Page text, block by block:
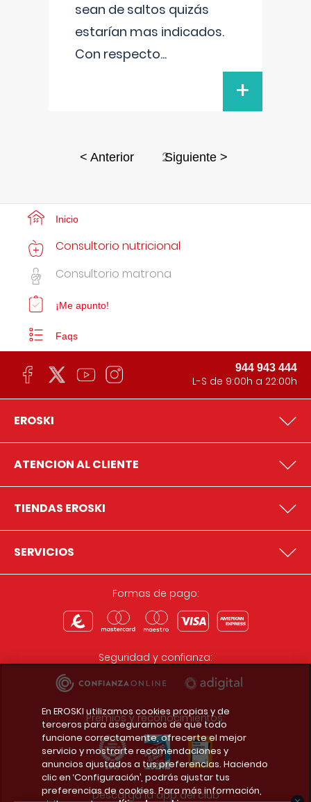
sean de saltos quizás
estarían mas indicados.
Con respecto...
+
< Anterior 2Siguiente >
Inicio
Consultorio nutricional
Consultorio matrona
¡Me apunto!
Faqs
944 943 444
L-S de 9:00h a 22:00h
EROSKI
ATENCION AL CLIENTE
TIENDAS EROSKI
SERVICIOS
Formas de pago:
Seguridad y confianza:
Premios y reconocimientos:
Descarga la app del club
En EROSKI utilizamos cookies propias y de
terceros para asegurarnos de que todo
funcione correctamente, ofrecerte el mejor
servicio y mostrarte recomendaciones y
anuncios ajustados a tus preferencias. Haciendo
clic en ‘Configuración’, podrás ajustar tus
preferencias de cookies. Para más información,